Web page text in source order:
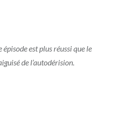
épisode est plus réussi que le
de l’autodérision.